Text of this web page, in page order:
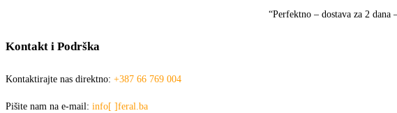
“Perfektno – dostava za 2
Kontakt i Podrška
Kontaktirajte nas direktno: +387 66 769 004
Pišite nam na e-mail: info[ ]feral.ba